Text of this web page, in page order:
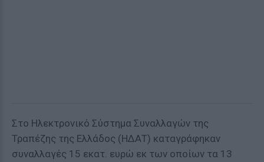
Στο Ηλεκτρονικό Σύστημα Συναλλαγών της
Τραπέζης της Ελλάδος (ΗΔΑΤ) καταγράφηκαν
συναλλαγές 15 εκατ. ευρώ εκ των οποίων τα 13